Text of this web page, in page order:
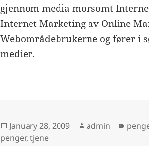
gjennom media morsomt
Internet Marketing av Online
Webområdebrukerne og fører i
medier.
Posted
on
January 28, 2009 Author
admin
penger,tjene